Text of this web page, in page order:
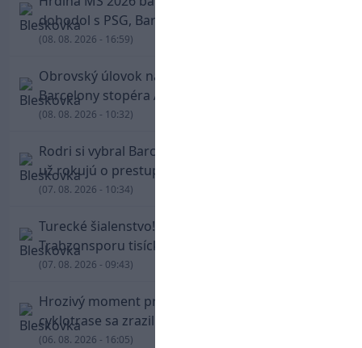
dohodol s PSG, Barcelona mu brániť nebude
(08. 08. 2026 - 16:59)
Obrovský úlovok na Anfielde: Liverpool získal z
Barcelony stopéra Arauja
(08. 08. 2026 - 10:32)
Rodri si vybral Barcelonu a odmietol Real. Kluby
už rokujú o prestupovej čiastke
(07. 08. 2026 - 10:34)
Turecké šialenstvo! Salaha vítali na štadióne
Trabzonsporu tisícky fanúšikov
(07. 08. 2026 - 09:43)
Hrozivý moment pre Zdena Cháru! Na
cyklotrase sa zrazil s bežcom
(06. 08. 2026 - 16:05)